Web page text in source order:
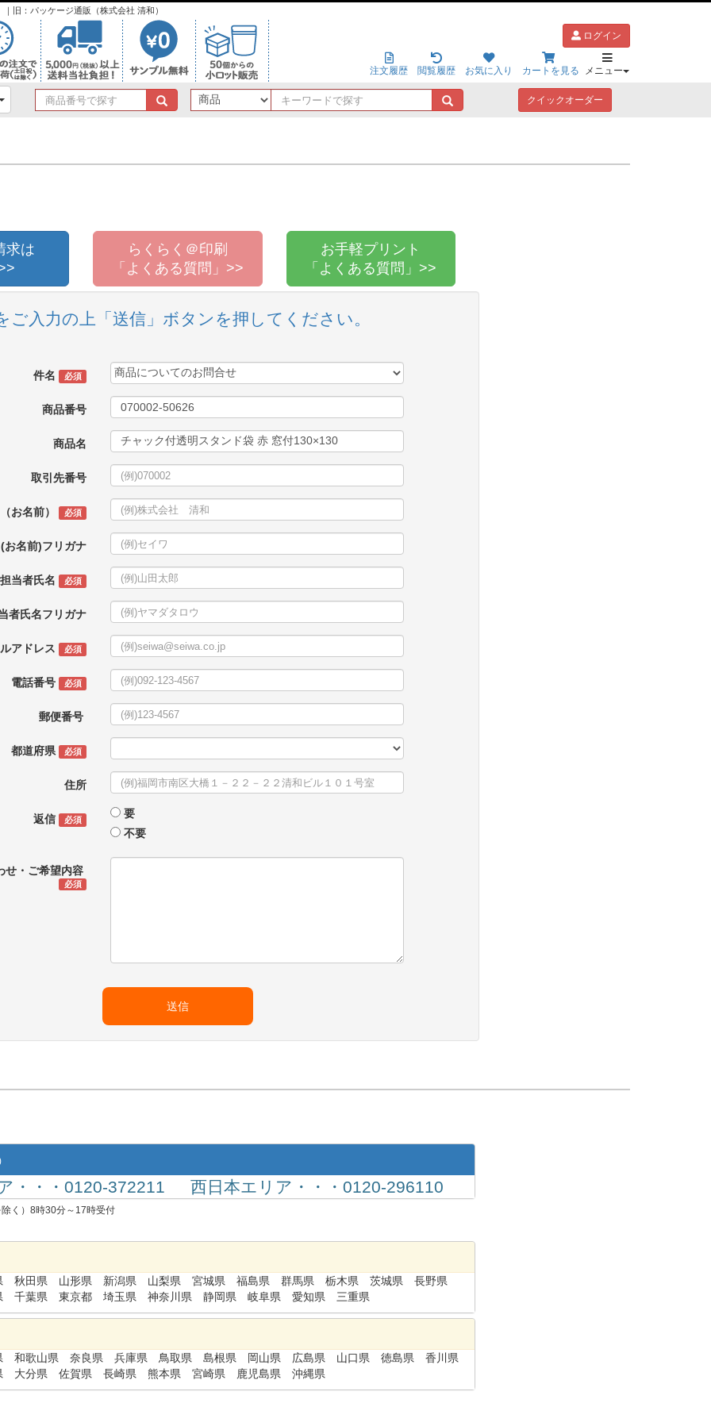
旧：パッケージ通販（株式会社 清和）
ログイン
注文履歴 閲覧履歴 お気に入り カートを見る メニュー
商
品
キ
ー
クイックオーダー
求は
らくらく＠印刷
「よくある質問」>>
お手軽プリント
「よくある質問」>>
ご入力の上「送信」ボタンを押してください。
件名 必須
商品番号
商品名
取引先番号
お名前） 必須
お名前)フリガナ
当者氏名 必須
者氏名フリガナ
アドレス 必須
電話番号 必須
郵便番号
都道府県 必須
住所
返信 必須
要
不要
せ・ご希望内容
必須
送信
・・・0120-372211 西日本エリア・・・0120-296110
く）8時30分～17時受付
秋田県 山形県 新潟県 山梨県 宮城県 福島県 群馬県 栃木県 茨城県
長野県
千葉県 東京都 埼玉県 神奈川県 静岡県 岐阜県 愛知県 三重県
和歌山県 奈良県 兵庫県 鳥取県 島根県 岡山県 広島県 山口県 徳島県
香川県
大分県 佐賀県 長崎県 熊本県 宮崎県 鹿児島県 沖縄県